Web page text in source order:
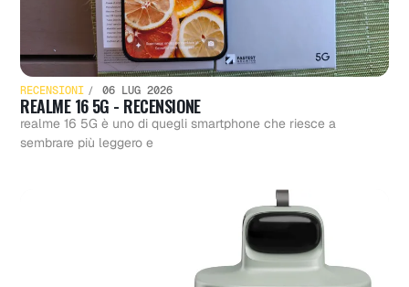
RECENSIONI 06 LUG 2026
REALME 16 5G - RECENSIONE
realme 16 5G è uno di quegli smartphone che riesce a
sembrare più leggero e